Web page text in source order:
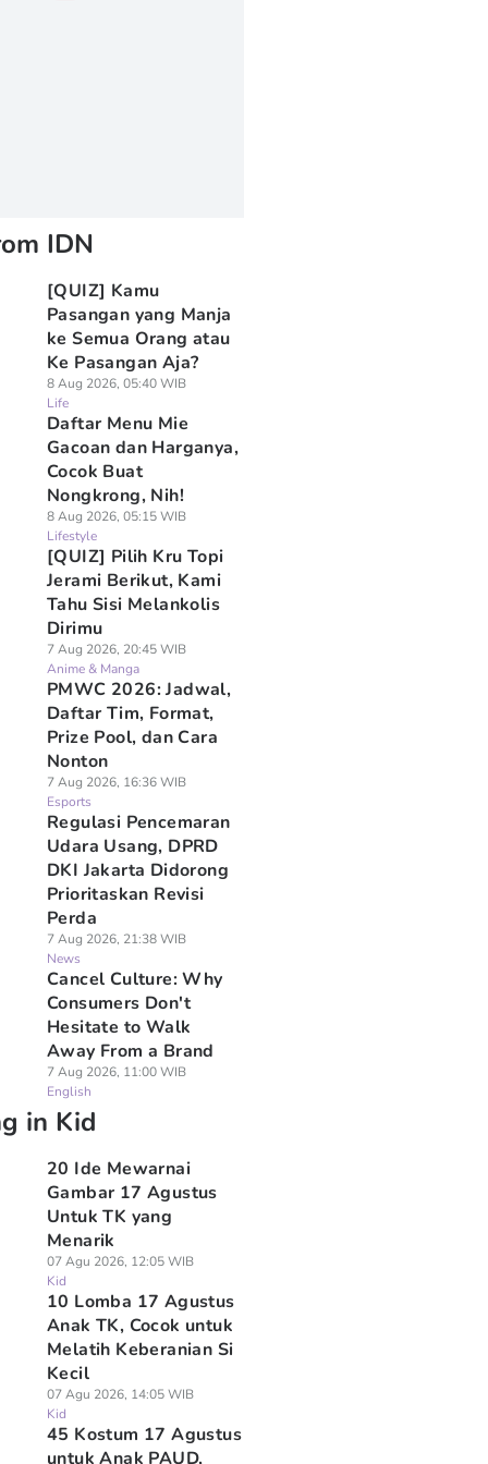
IDN
[QUIZ] Kamu
Pasangan yang Manja
ke Semua Orang atau
Ke Pasangan Aja?
8 Aug 2026, 05:40 WIB
Life
Daftar Menu Mie
Gacoan dan Harganya,
Cocok Buat
Nongkrong, Nih!
8 Aug 2026, 05:15 WIB
Lifestyle
[QUIZ] Pilih Kru Topi
Jerami Berikut, Kami
Tahu Sisi Melankolis
Dirimu
7 Aug 2026, 20:45 WIB
Anime & Manga
PMWC 2026: Jadwal,
Daftar Tim, Format,
Prize Pool, dan Cara
Nonton
7 Aug 2026, 16:36 WIB
Esports
Regulasi Pencemaran
Udara Usang, DPRD
DKI Jakarta Didorong
Prioritaskan Revisi
Perda
7 Aug 2026, 21:38 WIB
News
Cancel Culture: Why
Consumers Don't
Hesitate to Walk
Away From a Brand
7 Aug 2026, 11:00 WIB
English
in Kid
20 Ide Mewarnai
Gambar 17 Agustus
Untuk TK yang
Menarik
07 Agu 2026, 12:05 WIB
Kid
10 Lomba 17 Agustus
Anak TK, Cocok untuk
Melatih Keberanian Si
Kecil
07 Agu 2026, 14:05 WIB
Kid
45 Kostum 17 Agustus
untuk Anak PAUD,